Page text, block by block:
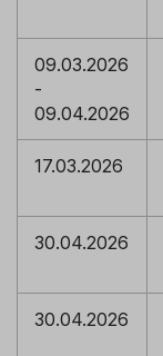
09.03.2026
-
09.04.2026
17.03.2026
30.04.2026
30.04.2026